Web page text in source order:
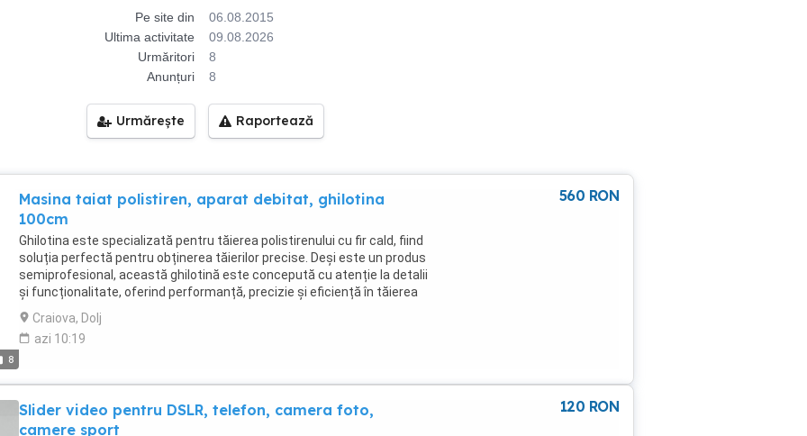
Pe site din
06.08.2015
Ultima activitate
09.08.2026
Urmăritori
8
Anunțuri
8
Urmărește Raportează
8
Masina taiat polistiren, aparat debitat, ghilotina
100cm
Ghilotina este specializată pentru tăierea polistirenului cu fir cald, fiind
soluția perfectă pentru obținerea tăierilor precise. Deși este un produs
semiprofesional, această ghilotină este concepută cu atenție la detalii
și funcționalitate, oferind performanță, precizie și eficiență în tăierea
plăcilor de polistiren, având rezultate profesionale. Taie ușor, precis,
curat (fără fulgi de polistiren), fără sunet iritant, ideală pentru lucrările
de termoizolații, stupi, ambalaje, diverse forme și îmbinări etc. Ghilotina
dezmembrarea acestuia. Această metodă minimizează riscul de
deteriorări ale materialului, asigurând un aspect final impecabil ce ajută
Craiova, Dolj
azi 10:19
560 RON
Slider video pentru DSLR, telefon, camera foto,
camere sport
120 RON